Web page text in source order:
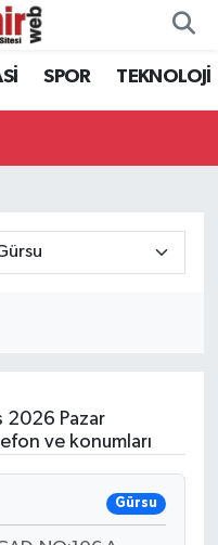
SPOR TEKNOLOJİ
2026 Pazar
ve konumları
Gürsu
Fikstür